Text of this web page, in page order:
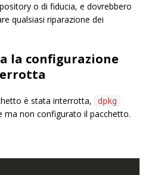
o di fiducia, e dovrebbero
qualsiasi riparazione dei
la configurazione
è stata interrotta, dpkg
non configurato il pacchetto.